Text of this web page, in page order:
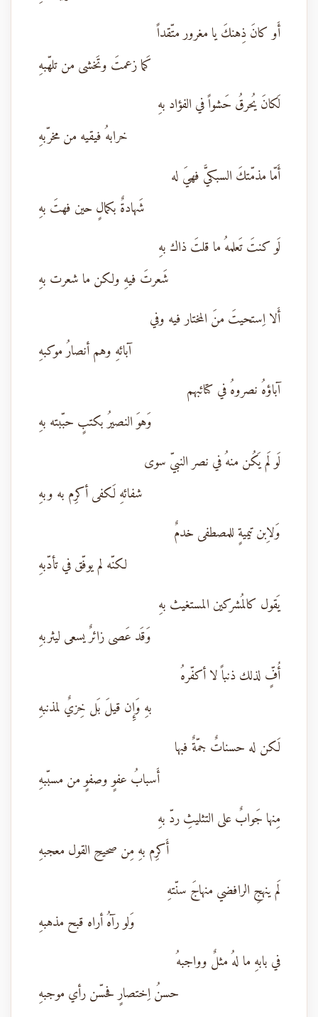
أَو كانَ ذِهنكَ يا مغرور متّقداً
كَما زعمتَ وتَخشى من تلهّبهِ
لَكانَ يُحرقُ حَشواً في الفؤاد بهِ
خرابهُ فيقيه من مخرّبهِ
أَمّا مذمّتكَ السبكيَّ فهيَ له
شَهادةٌ بكمالٍ حين فهتَ بهِ
لَو كنتَ تَعلمهُ ما قلتَ ذاك بهِ
شَعرتَ فيهِ ولكن ما شعرت بهِ
أَلا اِستحيتَ منَ المختار فيه وفي
آبائهِ وهم أنصارُ موكبهِ
آباؤهُ نصروهُ في كتائبهم
وَهوَ النصيرُ بكتبٍ حبّبته بهِ
لَو لَم يَكُن منهُ في نصر النبيّ سوى
شفائهِ لَكفى أكرِم به وبهِ
وَلاِبن تيميةٍ للمصطفى خدمٌ
لكنّه لم يوفّق في تأدّبهِ
يَقول كالمُشركين المستغيث بهِ
وَقَد عَصى زائرٌ يسعى ليثربهِ
أُفٍّ لذلك ذنباً لا أكفّرهُ
بهِ وَإِن قيلَ بَل خِزيٌ لمذنبهِ
لَكن له حسناتٌ جمّةٌ فبها
أَسبابُ عفوٍ وصفوٍ من مسبّبهِ
مِنها جَوابٌ على التثليثِ ردّ بهِ
أَكرِم بهِ مِن صحيحِ القول معجبهِ
لَم ينهجِ الرافضي منهاجَ سنّتهِ
وَلو رآهُ أراه قبح مذهبهِ
في بابهِ ما لهُ مثلٌ وواجبهُ
حسنُ اِختصارٍ فحسّن رأي موجبهِ